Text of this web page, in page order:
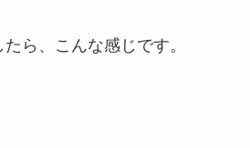
ら、こんな感じです。